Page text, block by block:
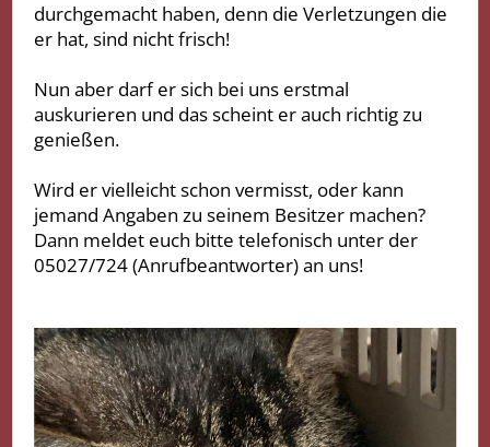
durchgemacht haben, denn die Verletzungen die
er hat, sind nicht frisch!
Nun aber darf er sich bei uns erstmal
auskurieren und das scheint er auch richtig zu
genießen.
Wird er vielleicht schon vermisst, oder kann
jemand Angaben zu seinem Besitzer machen?
Dann meldet euch bitte telefonisch unter der
05027/724 (Anrufbeantworter) an uns!